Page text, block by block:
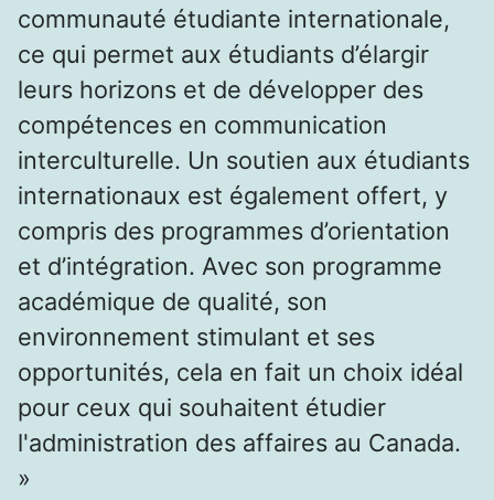
communauté étudiante internationale,
ce qui permet aux étudiants d’élargir
leurs horizons et de développer des
compétences en communication
interculturelle. Un soutien aux étudiants
internationaux est également offert, y
compris des programmes d’orientation
et d’intégration. Avec son programme
académique de qualité, son
environnement stimulant et ses
opportunités, cela en fait un choix idéal
pour ceux qui souhaitent étudier
l'administration des affaires au Canada.
»